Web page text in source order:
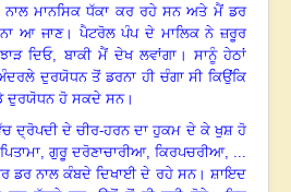
ਮਾਨਸਿਕ ਧੱਕਾ ਕਰ ਰਹੇ ਸਨ ਅਤੇ ਮੈਂ ਡਰ
ਨਾ ਆ ਜਾਣ। ਪੈਟਰੋਲ ਪੰਪ ਦੇ ਮਾਲਿਕ ਨੇ ਜ਼ਰੂਰ
ਦਿਓ, ਬਾਕੀ ਮੈਂ ਦੇਖ ਲਵਾਂਗਾ । ਸਾਨੂੰ ਹੇਠਾਂ
ਦੁਰਯੋਧਨ ਤੋਂ ਡਰਨਾ ਹੀ ਚੰਗਾ ਸੀ ਕਿਉਂਕਿ
ਦੁਰਯੋਧਨ ਹੋ ਸਕਦੇ ਸਨ।
ਦ੍ਰੋਪਦੀ ਦੇ ਚੀਰ-ਹਰਨ ਦਾ ਹੁਕਮ ਦੇ ਕੇ ਖੁਸ਼ ਹੋ
, ਗੁਰੂ ਦਰੋਣਾਚਾਰੀਆ, ਕਿਰਪਚਰੀਆ, ...
ਡਰ ਨਾਲ ਕੰਬਦੇ ਦਿਖਾਈ ਦੇ ਰਹੇ ਸਨ।ਸ਼ਾਇਦ